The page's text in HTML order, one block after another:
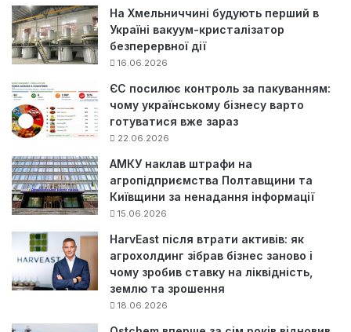
На Хмельниччині будують перший в
Україні вакуум-кристалізатор
безперервної дії
16.06.2026
ЄС посилює контроль за пакуванням:
чому українському бізнесу варто
готуватися вже зараз
22.06.2026
АМКУ наклав штрафи на
агропідприємства Полтавщини та
Київщини за ненадання інформації
15.06.2026
HarvEast після втрати активів: як
агрохолдинг зібрав бізнес заново і
чому зробив ставку на ліквідність,
землю та зрошення
18.06.2026